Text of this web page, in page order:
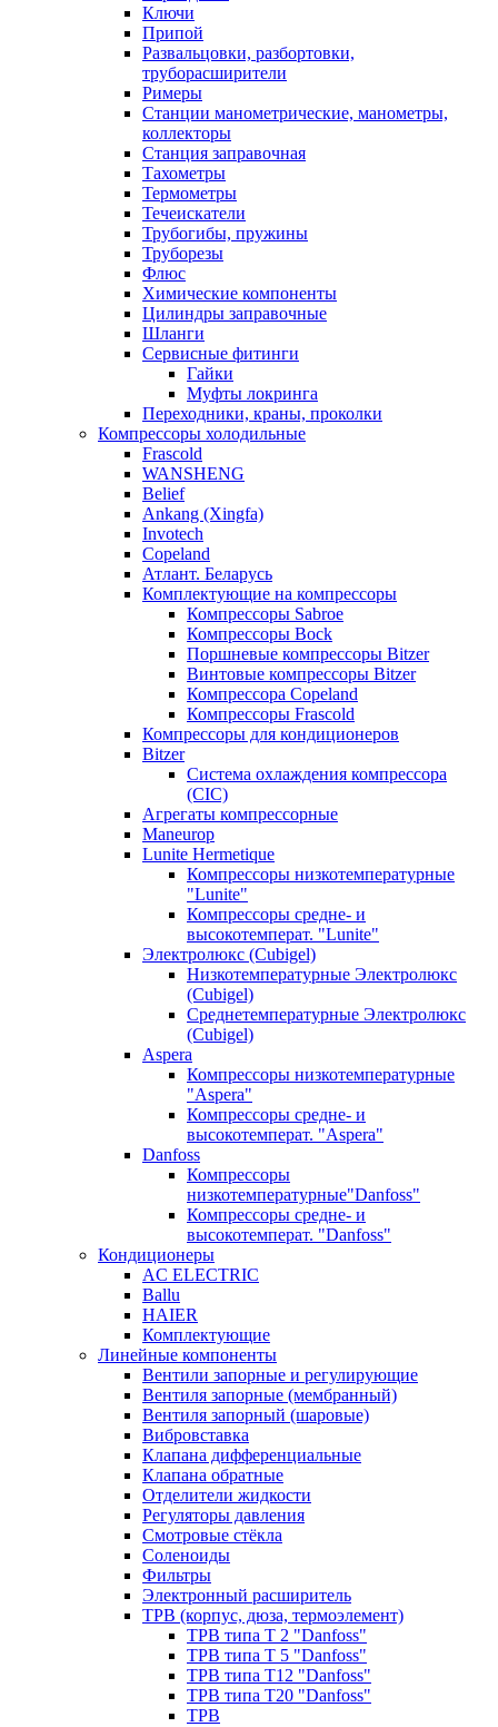
Ключи
Припой
Развальцовки, разбортовки,
труборасширители
Римеры
Станции манометрические, манометры,
коллекторы
Станция заправочная
Тахометры
Термометры
Течеискатели
Трубогибы, пружины
Труборезы
Флюс
Химические компоненты
Цилиндры заправочные
Шланги
Сервисные фитинги
Гайки
Муфты локринга
Переходники, краны, проколки
Компрессоры холодильные
Frascold
WANSHENG
Belief
Ankang (Xingfa)
Invotech
Copeland
Атлант. Беларусь
Комплектующие на компрессоры
Компрессоры Sabroe
Компрессоры Bock
Поршневые компрессоры Bitzer
Винтовые компрессоры Bitzer
Компрессора Copeland
Компрессоры Frascold
Компрессоры для кондиционеров
Bitzer
Система охлаждения компрессора
(CIC)
Агрегаты компрессорные
Maneurop
Lunite Hermetique
Компрессоры низкотемпературные
"Lunite"
Компрессоры средне- и
высокотемперат. "Lunite"
Электролюкс (Cubigel)
Низкотемпературные Электролюкс
(Cubigel)
Среднетемпературные Электролюкс
(Cubigel)
Aspera
Компрессоры низкотемпературные
"Aspera"
Компрессоры средне- и
высокотемперат. "Aspera"
Danfoss
Компрессоры
низкотемпературные"Danfoss"
Компрессоры средне- и
высокотемперат. "Danfoss"
Кондиционеры
AC ELECTRIC
Ballu
HAIER
Комплектующие
Линейные компоненты
Вентили запорные и регулирующие
Вентиля запорные (мембранный)
Вентиля запорный (шаровые)
Вибровставка
Клапана дифференциальные
Клапана обратные
Отделители жидкости
Регуляторы давления
Смотровые стёкла
Соленоиды
Фильтры
Электронный расширитель
ТРВ (корпус, дюза, термоэлемент)
ТРВ типа Т 2 "Danfoss"
ТРВ типа Т 5 "Danfoss"
ТРВ типа Т12 "Danfoss"
ТРВ типа Т20 "Danfoss"
ТРВ